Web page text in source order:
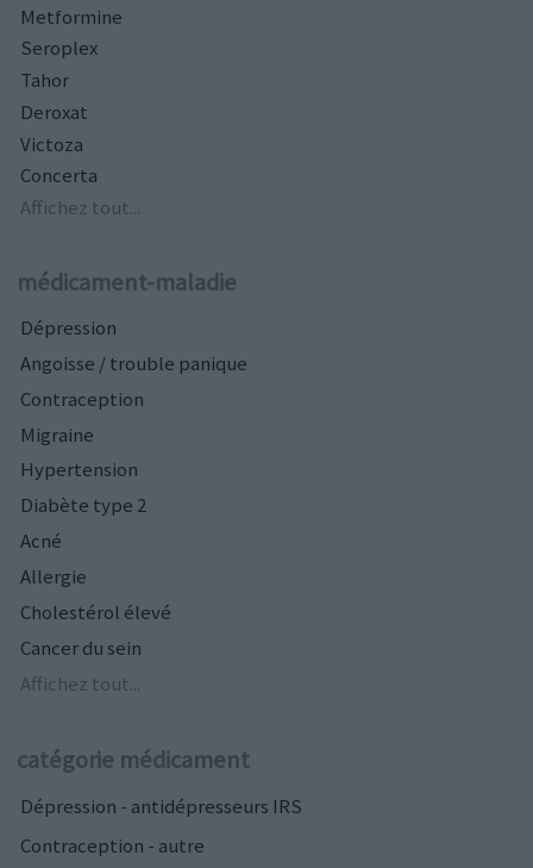
Metformine
Seroplex
Tahor
Deroxat
Victoza
Concerta
Affichez tout...
médicament-maladie
Dépression
Angoisse / trouble panique
Contraception
Migraine
Hypertension
Diabète type 2
Acné
Allergie
Cholestérol élevé
Cancer du sein
Affichez tout...
catégorie médicament
Dépression - antidépresseurs IRS
Contraception - autre